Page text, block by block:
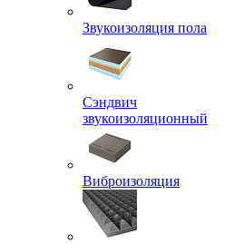
Звукоизоляция пола
Сэндвич
звукоизоляционный
Виброизоляция